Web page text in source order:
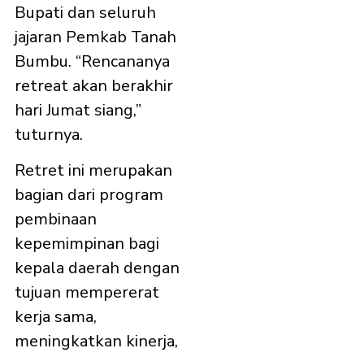
Bupati dan seluruh
jajaran Pemkab Tanah
Bumbu. “Rencananya
retreat akan berakhir
hari Jumat siang,”
tuturnya.
Retret ini merupakan
bagian dari program
pembinaan
kepemimpinan bagi
kepala daerah dengan
tujuan mempererat
kerja sama,
meningkatkan kinerja,